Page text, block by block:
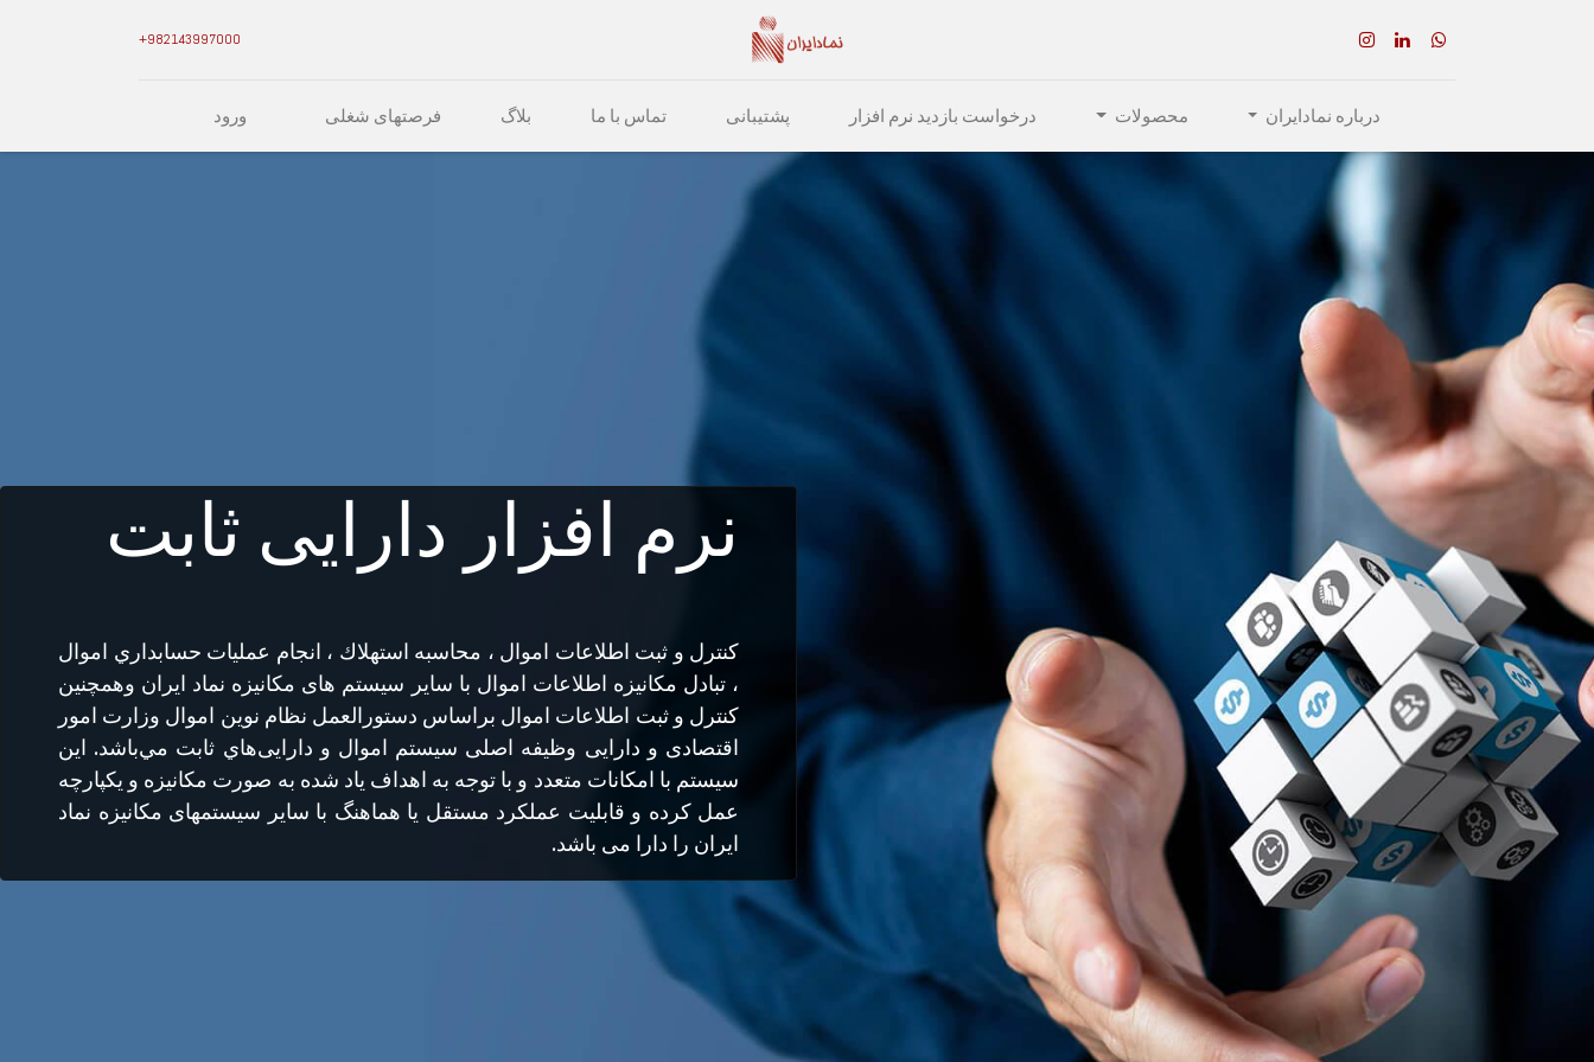
درباره نمادایران محصولات درخواست بازدید نرم افزار پشتیبانی تماس با ما بلاگ فرصتهای شغلی ورود
نرم افزار دارایی ثابت
كنترل و ثبت اطلاعات اموال ، محاسبه استهلاك ،‌ انجام عمليات حسابداري اموال
، تبادل مكانيزه اطلاعات اموال با سایر سیستم های مکانیزه نماد ایران وهمچنین
کنترل و ثبت اطلاعات اموال براساس دستورالعمل نظام نوین اموال وزارت امور
اقتصادی و دارایی وظیفه اصلی سیستم اموال و دارایی‌هاي ثابت مي‌باشد. اين
سيستم با امکانات متعدد و با توجه به اهداف ياد شده به صورت مکانیزه و یکپارچه
عمل کرده و قابلیت عملکرد مستقل يا هماهنگ با ساير سیستمهای مکانیزه نماد
ایران را دارا می باشد.